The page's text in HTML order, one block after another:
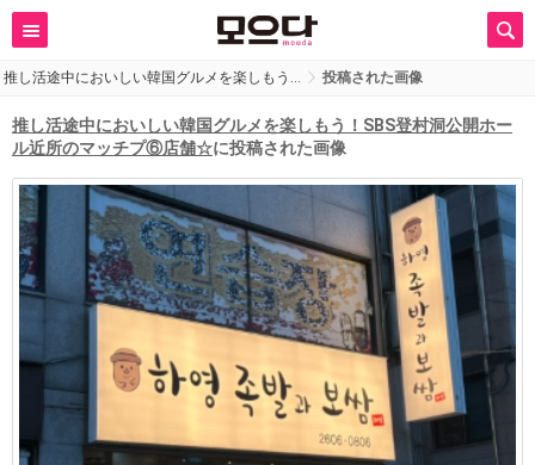
推し活途中においしい韓国グルメを楽しもう… 投稿された画像
推し活途中においしい韓国グルメを楽しもう！SBS登村洞公開ホー
ル近所のマッチプ⑥店舗☆に投稿された画像